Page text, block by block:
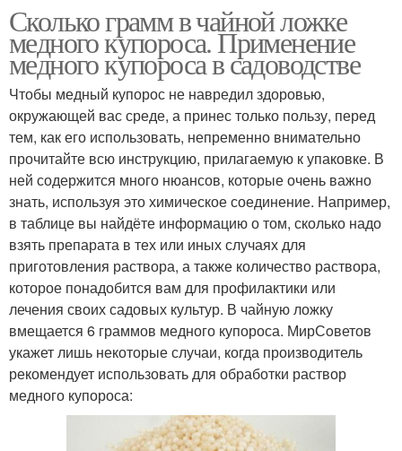
Сколько грамм в чайной ложке
медного купороса. Применение
медного купороса в садоводстве
Чтобы медный купорос не навредил здоровью,
окружающей вас среде, а принес только пользу, перед
тем, как его использовать, непременно внимательно
прочитайте всю инструкцию, прилагаемую к упаковке. В
ней содержится много нюансов, которые очень важно
знать, используя это химическое соединение. Например,
в таблице вы найдёте информацию о том, сколько надо
взять препарата в тех или иных случаях для
приготовления раствора, а также количество раствора,
которое понадобится вам для профилактики или
лечения своих садовых культур. В чайную ложку
вмещается 6 граммов медного купороса. МирСoветов
укажет лишь некоторые случаи, когда производитель
рекомендует использовать для обработки раствор
медного купороса: